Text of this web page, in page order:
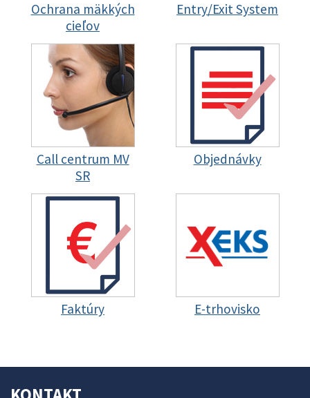
Ochrana mäkkých
cieľov
Entry/Exit System
Call centrum MV
SR
Objednávky
Faktúry E-trhovisko